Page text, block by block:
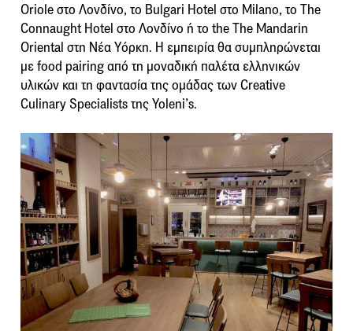
Oriole στο Λονδίνο, το Bulgari Hotel στο Milano, το The
Connaught Hotel στο Λονδίνο ή το the The Mandarin
Oriental στη Nέα Yόρκη. Η εμπειρία θα συμπληρώνεται
με food pairing από τη μοναδική παλέτα ελληνικών
υλικών και τη φαντασία της ομάδας των Creative
Culinary Specialists της Yoleni’s.